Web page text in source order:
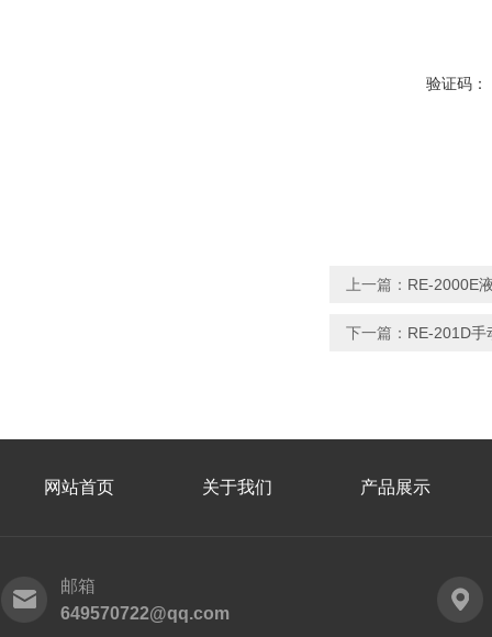
验证码：
上一篇： RE-2000E
下一篇： RE-201D手
网站首页 关于我们 产品展示
邮箱
649570722@qq.com